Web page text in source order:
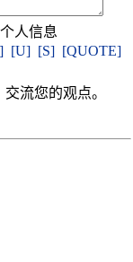
人信息
[U] [S] [QUOTE]
流您的观点。